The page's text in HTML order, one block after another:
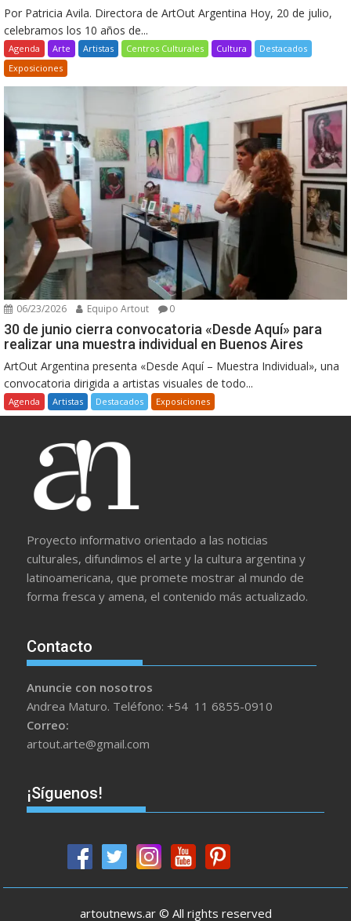
Por Patricia Avila. Directora de ArtOut Argentina Hoy, 20 de julio,
celebramos los 10 años de...
Agenda Arte Artistas Centros Culturales Cultura
Destacados
Exposiciones
06/23/2026 Equipo Artout 0
30 de junio cierra convocatoria «Desde Aquí» para
realizar una muestra individual en Buenos Aires
ArtOut Argentina presenta «Desde Aquí – Muestra Individual», una
convocatoria dirigida a artistas visuales de todo...
Agenda Artistas Destacados Exposiciones
Proyecto informativo orientado a las noticias
culturales, difundimos el arte y la cultura argentina y
latinoamericana, que promete mostrar al mundo de
forma fresca y amena, el contenido más actualizado.
Contacto
Anuncie con nosotros
Andrea Maturo. Teléfono: +54 11 6855-0910
Correo:
artout.arte@gmail.com
¡Síguenos!
artoutnews.ar © All rights reserved